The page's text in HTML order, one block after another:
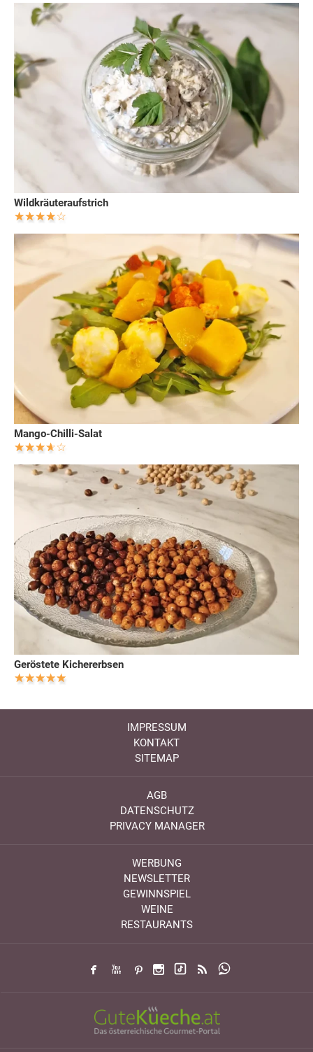
Wildkräuteraufstrich
Mango-Chilli-Salat
Geröstete Kichererbsen
IMPRESSUM
KONTAKT
SITEMAP
AGB
DATENSCHUTZ
PRIVACY MANAGER
WERBUNG
NEWSLETTER
GEWINNSPIEL
WEINE
RESTAURANTS